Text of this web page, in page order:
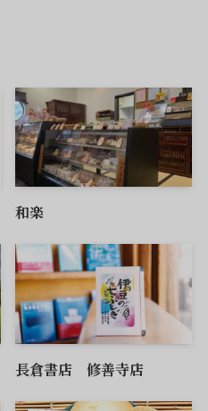
和楽
長倉書店 修善寺店